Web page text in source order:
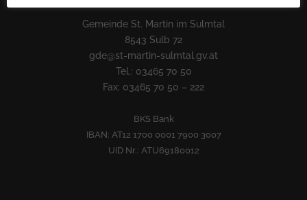
Gemeinde St. Martin im Sulmtal
8543 Sulb 72
gde@st-martin-sulmtal.gv.at
Tel.: 03465 70 50
Fax: 03465 70 50 – 222
BKS Bank
IBAN: AT12 1700 0001 7900 3007
UID Nr.: ATU69180012